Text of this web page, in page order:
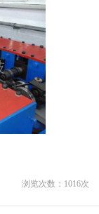
浏览次数： 1016次